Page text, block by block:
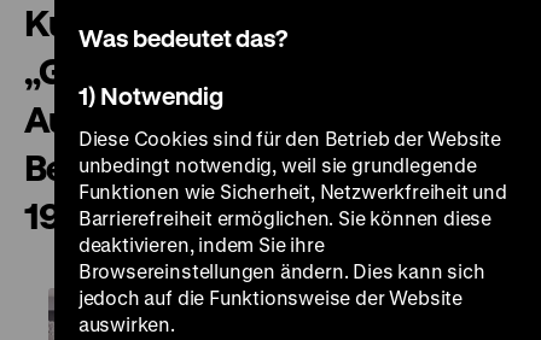
Kurzführung in der Ausstellung
„Gewalt ausstellen: Erste
Ausstellungen zur NS-
Besatzung in Europa, 1945-
1948“
Was bedeutet das?
1) Notwendig
Diese Cookies sind für den Betrieb der Website
unbedingt notwendig, weil sie grundlegende
Funktionen wie Sicherheit, Netzwerkfreiheit und
Barrierefreiheit ermöglichen. Sie können diese
deaktivieren, indem Sie ihre
Browsereinstellungen ändern. Dies kann sich
jedoch auf die Funktionsweise der Website
auswirken.